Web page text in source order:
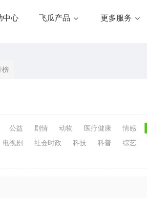
中心 飞瓜产品 更多服务
榜
公益 剧情 动物 医疗健康 情感
电视剧 社会时政 科技 科普 综艺